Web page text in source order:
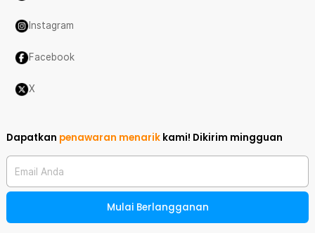
Instagram
Facebook
X
Dapatkan penawaran menarik kami! Dikirim mingguan
Email Anda
Mulai Berlangganan